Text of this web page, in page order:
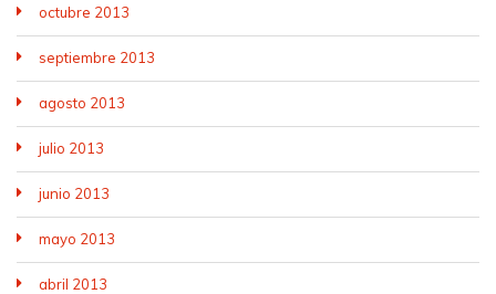
octubre 2013
septiembre 2013
agosto 2013
julio 2013
junio 2013
mayo 2013
abril 2013